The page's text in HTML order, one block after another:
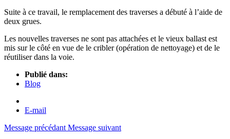
Suite à ce travail, le remplacement des traverses a débuté à l’aide de
deux grues.
Les nouvelles traverses ne sont pas attachées et le vieux ballast est
mis sur le côté en vue de le cribler (opération de nettoyage) et de le
réutiliser dans la voie.
Publié dans:
Blog
E-mail
Message précédant Message suivant